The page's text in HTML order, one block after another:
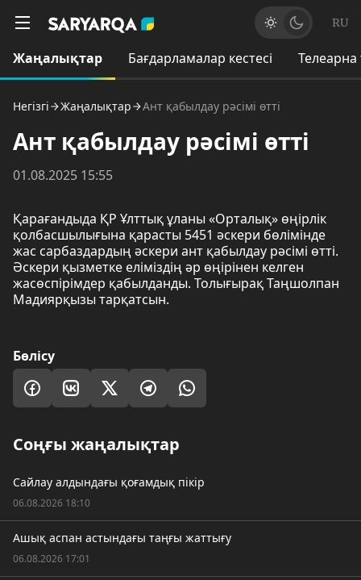
RU
Жаңалықтар Бағдарламалар кестесі
Негізгі Жаңалықтар Ант қабылдау рәсімі өтті
Ант қабылдау рәсімі өтті
01.08.2025 15:55
Қарағандыда ҚР Ұлттық ұланы «Орталық» өңірлік
қолбасшылығына қарасты 5451 әскери бөлімінде
жас сарбаздардың әскери ант қабылдау рәсімі өтті.
Әскери қызметке еліміздің әр өңірінен келген
жасөспірімдер қабылданды. Толығырақ Таңшолпан
Мадиярқызы тарқатсын.
Бөлісу
Соңғы жаңалықтар
Сайлау алдындағы қоғамдық пікір
06.08.2026 18:10
Ашық аспан астындағы таңғы жаттығу
06.08.2026 17:01